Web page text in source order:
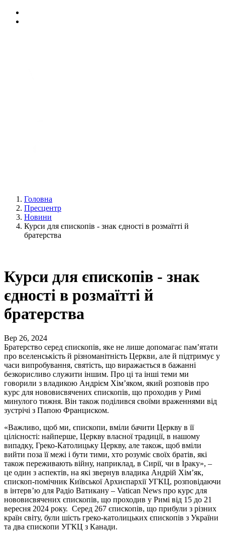
Головна
Пресцентр
Новини
Курси для єпископів - знак єдності в розмаїтті й
братерства
Курси для єпископів - знак
єдності в розмаїтті й
братерства
Вер 26, 2024
Братерство серед єпископів, яке не лише допомагає пам’ятати
про вселенськість й різноманітність Церкви, але й підтримує у
часи випробування, святість, що виражається в бажанні
безкорисливо служити іншим. Про ці та інші теми ми
говорили з владикою Андрієм Хімʼяком, який розповів про
курс для нововисвячених єпископів, що проходив у Римі
минулого тижня. Він також поділився своїми враженнями від
зустрічі з Папою Франциском.
«Важливо, щоб ми, єпископи, вміли бачити Церкву в її
цілісності: найперше, Церкву власної традиції, в нашому
випадку, Греко-Католицьку Церкву, але також, щоб вміли
вийти поза її межі і бути тими, хто розуміє своїх братів, які
також переживають війну, наприклад, в Сирії, чи в Іраку», –
це один з аспектів, на які звернув владика Андрій Хімʼяк,
єпископ-помічник Київської Архиєпархії УГКЦ, розповідаючи
в інтерв’ю для Радіо Ватикану – Vatican News про курс для
нововисвячених єпископів, що проходив у Римі від 15 до 21
вересня 2024 року. Серед 267 єпископів, що прибули з різних
країн світу, були шість греко-католицьких єпископів з України
та два єпископи УГКЦ з Канади.